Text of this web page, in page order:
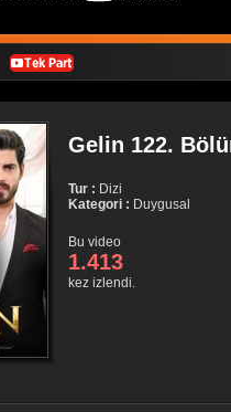
Gelin 122.
Tur : Dizi
Kategori : Duygusal
Bu video
1.413
kez izlendi.